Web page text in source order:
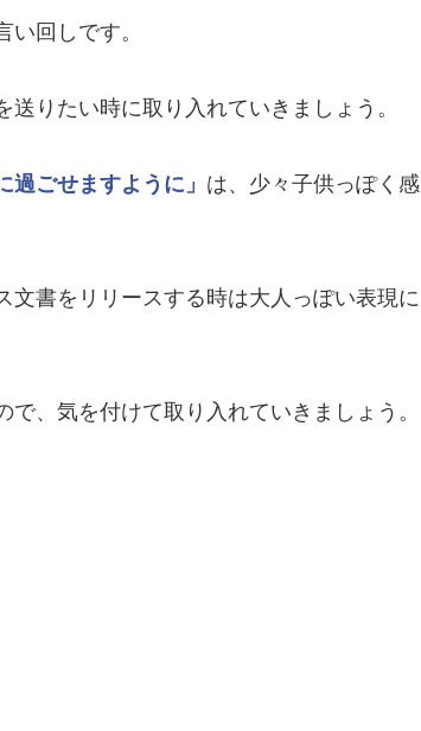
回しです。
りたい時に取り入れていきましょう。
過ごせますように」 は、少々子供っぽく感
文書をリリースする時は大人っぽい表現に
、気を付けて取り入れていきましょう。